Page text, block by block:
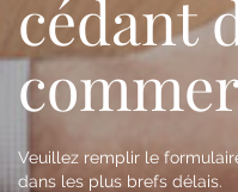
cédant
Veuillez remplir le
dans les plus brefs délais.